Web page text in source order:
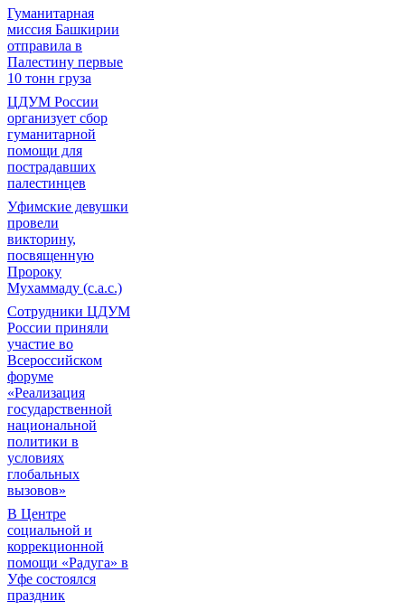
Гуманитарная
миссия Башкирии
отправила в
Палестину первые
10 тонн груза
ЦДУМ России
организует сбор
гуманитарной
помощи для
пострадавших
палестинцев
Уфимские девушки
провели
викторину,
посвященную
Пророку
Мухаммаду (с.а.с.)
Сотрудники ЦДУМ
России приняли
участие во
Всероссийском
форуме
«Реализация
государственной
национальной
политики в
условиях
глобальных
вызовов»
В Центре
социальной и
коррекционной
помощи «Радуга» в
Уфе состоялся
праздник